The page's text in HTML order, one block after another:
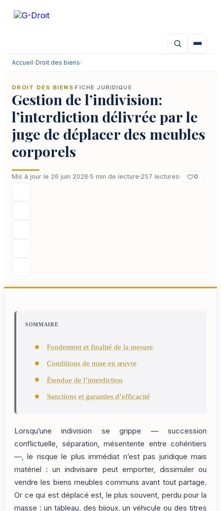
Accueil›Droit des biens›
DROIT DES BIENS FICHE JURIDIQUE
Gestion de l’indivision:
l’interdiction délivrée par le
juge de déplacer des meubles
corporels
Mis à jour le 26 juin 2026 5 min de lecture 257 lectures 0
SOMMAIRE
Fondement et finalité de la mesure
Conditions de mise en œuvre
Étendue de l’interdiction
Sanctions et garanties d’efficacité
Lorsqu’une indivision se grippe — succession
conflictuelle, séparation, mésentente entre cohéritiers
—, le risque le plus immédiat n’est pas juridique mais
matériel : un indivisaire peut emporter, dissimuler ou
vendre les biens meubles communs avant tout partage.
Or ce qui est déplacé est, le plus souvent, perdu pour la
masse : un tableau, des bijoux, un véhicule ou des titres